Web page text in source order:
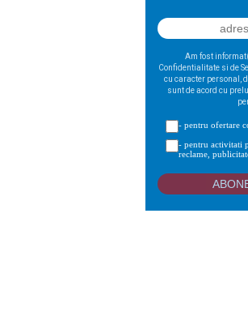
Am fost
Confidentialitate si de
cu caracter personal,
sunt de acord cu
- pentru ofertare
- pentru activitati
reclame,